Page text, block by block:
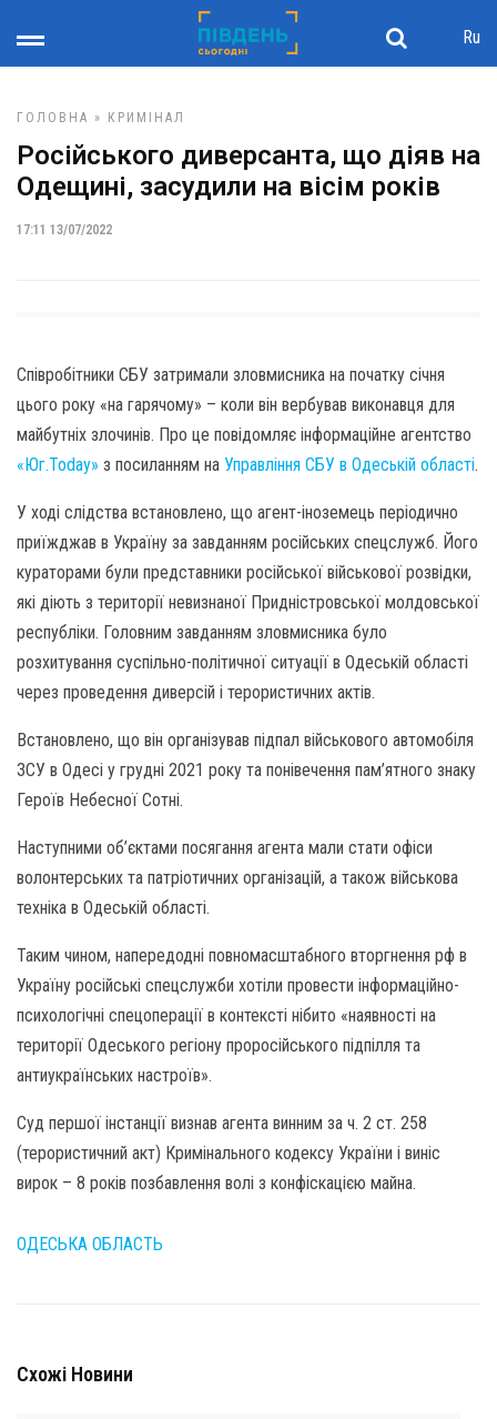
Ru
ГОЛОВНА » КРИМІНАЛ
Російського диверсанта, що діяв на
Одещині, засудили на вісім років
17:11 13/07/2022
Співробітники СБУ затримали зловмисника на початку січня
цього року «на гарячому» – коли він вербував виконавця для
майбутніх злочинів. Про це повідомляє інформаційне агентство
«Юг.Today» з посиланням на Управління СБУ в Одеській області.
У ході слідства встановлено, що агент-іноземець періодично
приїжджав в Україну за завданням російських спецслужб. Його
кураторами були представники російської військової розвідки,
які діють з території невизнаної Придністровської молдовської
республіки. Головним завданням зловмисника було
розхитування суспільно-політичної ситуації в Одеській області
через проведення диверсій і терористичних актів.
Встановлено, що він організував підпал військового автомобіля
ЗСУ в Одесі у грудні 2021 року та понівечення пам’ятного знаку
Героїв Небесної Сотні.
Наступними об’єктами посягання агента мали стати офіси
волонтерських та патріотичних організацій, а також військова
техніка в Одеській області.
Таким чином, напередодні повномасштабного вторгнення рф в
Україну російські спецслужби хотіли провести інформаційно-
психологічні спецоперації в контексті нібито «наявності на
території Одеського регіону проросійського підпілля та
антиукраїнських настроїв».
Суд першої інстанції визнав агента винним за ч. 2 ст. 258
(терористичний акт) Кримінального кодексу України і виніс
вирок – 8 років позбавлення волі з конфіскацією майна.
ОДЕСЬКА ОБЛАСТЬ
Схожі Новини